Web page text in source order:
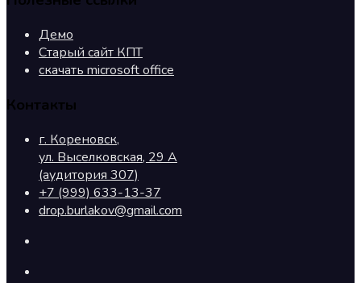
Демо
Старый сайт КПТ
скачать microsoft office
Контакты
г. Кореновск,
ул. Выселковская, 29 А
(аудитория 307)
+7 (999) 633-13-37
drop.burlakov@gmail.com